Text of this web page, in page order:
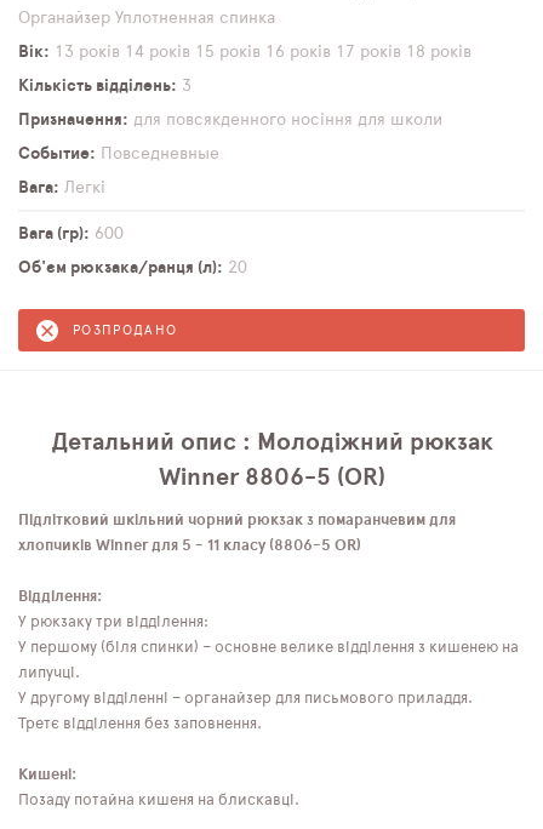
Органайзер Уплотненная спинка
Вік
13 років 14 років 15 років 16 років 17 років 18 років
Кількість відділень
3
Призначення
для повсякденного носіння для школи
Событие
Повседневные
Вага
Легкі
Вага (гр)
600
Об'єм рюкзака/ранця (л)
20
РОЗПРОДАНО
Детальний опис : Молодіжний рюкзак
Winner 8806-5 (OR)
Підлітковий шкільний чорний рюкзак з помаранчевим для
хлопчиків Winner для 5 - 11 класу (8806-5 OR)
Відділення:
У рюкзаку три відділення:
У першому (біля спинки) – основне велике відділення з кишенею на
липучці.
У другому відділенні – органайзер для письмового приладдя.
Третє відділення без заповнення.
Кишені:
Позаду потайна кишеня на блискавці.